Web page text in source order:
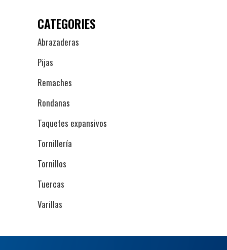
CATEGORIES
Abrazaderas
Pijas
Remaches
Rondanas
Taquetes expansivos
Tornillería
Tornillos
Tuercas
Varillas